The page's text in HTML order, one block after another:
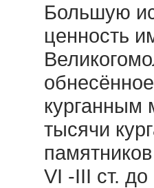
Большую
ценность
курганным
тысячи
VI -III ст. до